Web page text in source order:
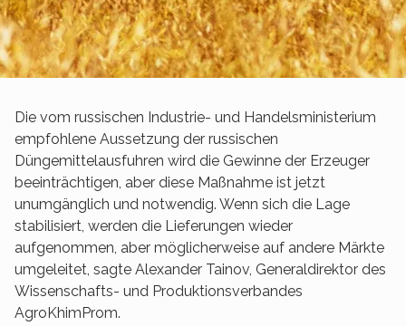
Die vom russischen Industrie- und Handelsministerium
empfohlene Aussetzung der russischen
Düngemittelausfuhren wird die Gewinne der Erzeuger
beeinträchtigen, aber diese Maßnahme ist jetzt
unumgänglich und notwendig. Wenn sich die Lage
stabilisiert, werden die Lieferungen wieder
aufgenommen, aber möglicherweise auf andere Märkte
umgeleitet, sagte Alexander Tainov, Generaldirektor des
Wissenschafts- und Produktionsverbandes
AgroKhimProm.